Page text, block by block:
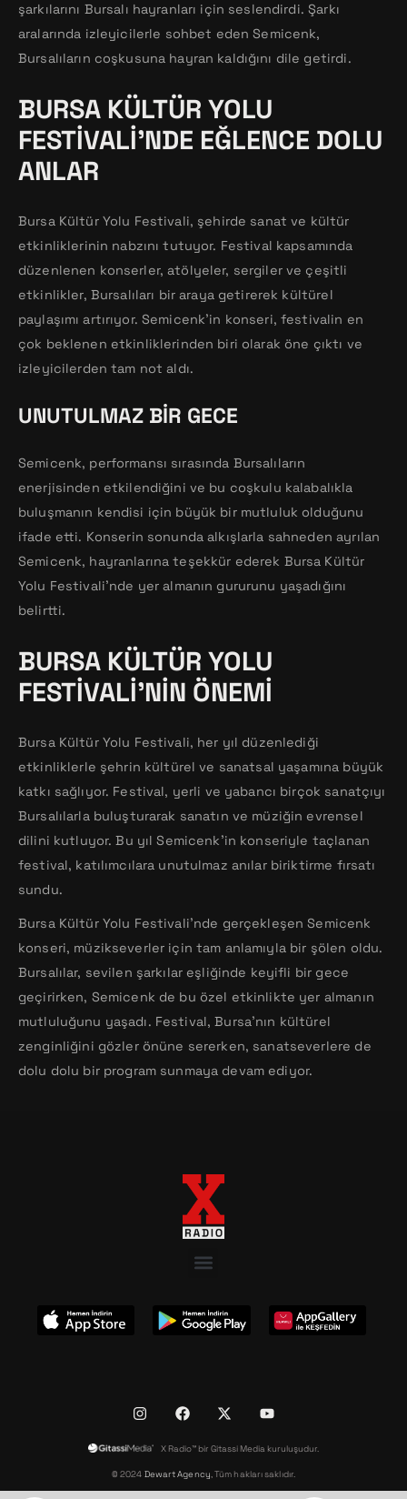
şarkılarını Bursalı hayranları için seslendirdi. Şarkı
aralarında izleyicilerle sohbet eden Semicenk,
Bursalıların coşkusuna hayran kaldığını dile getirdi.
BURSA KÜLTÜR YOLU
FESTIVALI’NDE EĞLENCE DOLU
ANLAR
Bursa Kültür Yolu Festivali, şehirde sanat ve kültür
etkinliklerinin nabzını tutuyor. Festival kapsamında
düzenlenen konserler, atölyeler, sergiler ve çeşitli
etkinlikler, Bursalıları bir araya getirerek kültürel
paylaşımı artırıyor. Semicenk’in konseri, festivalin en
çok beklenen etkinliklerinden biri olarak öne çıktı ve
izleyicilerden tam not aldı.
UNUTULMAZ BIR GECE
Semicenk, performansı sırasında Bursalıların
enerjisinden etkilendiğini ve bu coşkulu kalabalıkla
buluşmanın kendisi için büyük bir mutluluk olduğunu
ifade etti. Konserin sonunda alkışlarla sahneden ayrılan
Semicenk, hayranlarına teşekkür ederek Bursa Kültür
Yolu Festivali’nde yer almanın gururunu yaşadığını
belirtti.
BURSA KÜLTÜR YOLU
FESTIVALI’NIN ÖNEMI
Bursa Kültür Yolu Festivali, her yıl düzenlediği
etkinliklerle şehrin kültürel ve sanatsal yaşamına büyük
katkı sağlıyor. Festival, yerli ve yabancı birçok sanatçıyı
Bursalılarla buluşturarak sanatın ve müziğin evrensel
dilini kutluyor. Bu yıl Semicenk’in konseriyle taçlanan
festival, katılımcılara unutulmaz anılar biriktirme fırsatı
sundu.
Bursa Kültür Yolu Festivali’nde gerçekleşen Semicenk
konseri, müzikseverler için tam anlamıyla bir şölen oldu.
Bursalılar, sevilen şarkılar eşliğinde keyifli bir gece
geçirirken, Semicenk de bu özel etkinlikte yer almanın
mutluluğunu yaşadı. Festival, Bursa’nın kültürel
zenginliğini gözler önüne sererken, sanatseverlere de
dolu dolu bir program sunmaya devam ediyor.
X Radio™ bir Gitassi Media kuruluşudur.
© 2024 Dewart Agency, Tüm hakları saklıdır.